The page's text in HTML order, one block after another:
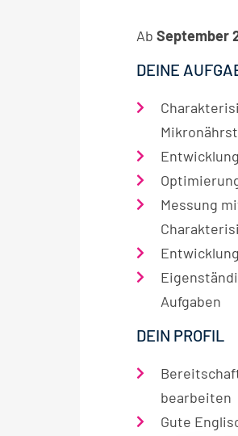
Ab September
DEINE
Messung
Aufgaben
DEIN PROFIL
bearbeiten
Gute